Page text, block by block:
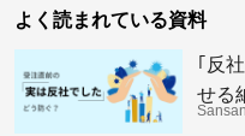
よく読まれている資料
｢反
せる
Sansan